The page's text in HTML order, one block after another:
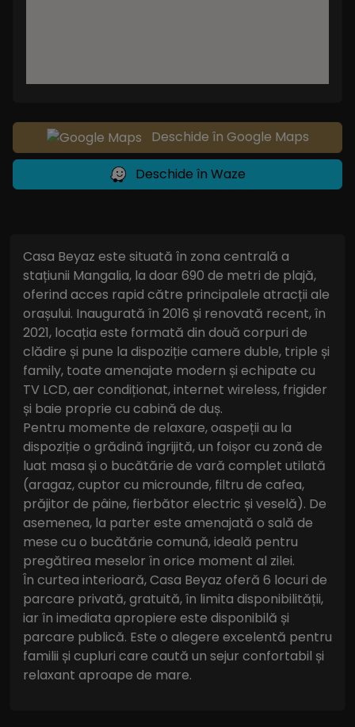
Deschide în Google Maps
Deschide în Waze
Casa Beyaz este situată în zona centrală a
stațiunii Mangalia, la doar 690 de metri de plajă,
oferind acces rapid către principalele atracții ale
orașului. Inaugurată în 2016 și renovată recent, în
2021, locația este formată din două corpuri de
clădire și pune la dispoziție camere duble, triple și
family, toate amenajate modern și echipate cu
TV LCD, aer condiționat, internet wireless, frigider
și baie proprie cu cabină de duș.
Pentru momente de relaxare, oaspeții au la
dispoziție o grădină îngrijită, un foișor cu zonă de
luat masa și o bucătărie de vară complet utilată
(aragaz, cuptor cu microunde, filtru de cafea,
prăjitor de pâine, fierbător electric și veselă). De
asemenea, la parter este amenajată o sală de
mese cu o bucătărie comună, ideală pentru
pregătirea meselor în orice moment al zilei.
În curtea interioară, Casa Beyaz oferă 6 locuri de
parcare privată, gratuită, în limita disponibilității,
iar în imediata apropiere este disponibilă și
parcare publică. Este o alegere excelentă pentru
familii și cupluri care caută un sejur confortabil și
relaxant aproape de mare.